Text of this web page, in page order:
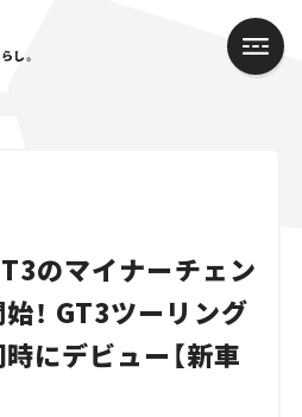
し。
のマイナーチェン
！ GT3ツーリング
にデビュー【新車